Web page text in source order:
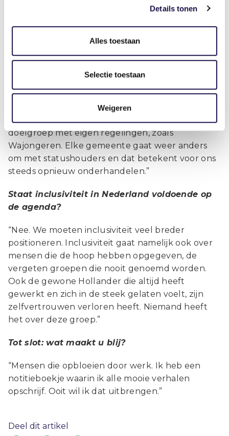
Details tonen
Alles toestaan
Selectie toestaan
Weigeren
“Ja. Opdrachtgevers hebben soms vooroordelen.
Wat mij verdrietig maakt, is dat ik dan zit te
Verder vind ik het frustrerend dat er bij
gemeentes geen uniform beleid is ten aanzien
van statushouders. Zij vormen geen afgebakende
doelgroep met eigen regelingen, zoals
Wajongeren. Elke gemeente gaat weer anders
om met statushouders en dat betekent voor ons
steeds opnieuw onderhandelen.”
Staat inclusiviteit in Nederland voldoende op
de agenda?
“Nee. We moeten inclusiviteit veel breder
positioneren. Inclusiviteit gaat namelijk ook over
mensen die de hoop hebben opgegeven, de
vergeten groepen die nooit genoemd worden.
Ook de gewone Hollander die altijd heeft
gewerkt en zich in de steek gelaten voelt, zijn
zelfvertrouwen verloren heeft. Niemand heeft
het over deze groep.”
Tot slot: wat maakt u blij?
“Mensen die opbloeien door werk. Ik heb een
notitieboekje waarin ik alle mooie verhalen
opschrijf. Ooit wil ik dat uitbrengen.”
Deel dit artikel